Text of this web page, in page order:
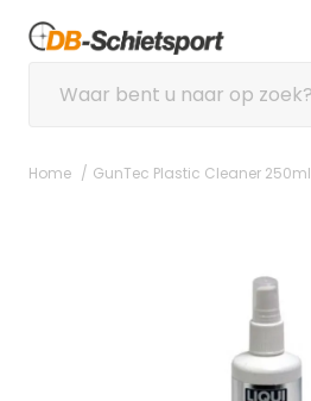
Home GunTec Plastic Cleaner 250ml